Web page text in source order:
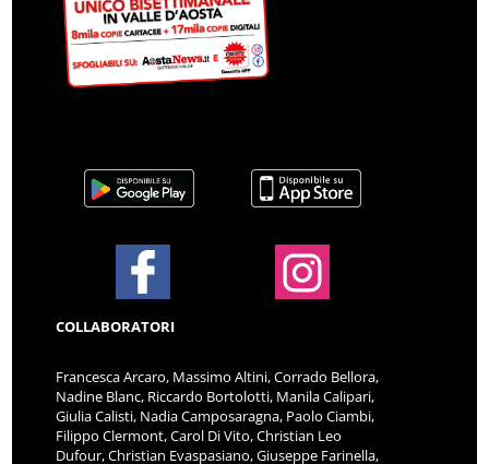
COLLABORATORI
Francesca Arcaro, Massimo Altini, Corrado Bellora,
Nadine Blanc, Riccardo Bortolotti, Manila Calipari,
Giulia Calisti, Nadia Camposaragna, Paolo Ciambi,
Filippo Clermont, Carol Di Vito, Christian Leo
Dufour, Christian Evaspasiano, Giuseppe Farinella,